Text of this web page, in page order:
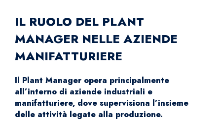
IL RUOLO DEL PLANT
MANAGER NELLE AZIENDE
MANIFATTURIERE
Il Plant Manager opera principalmente
all’interno di aziende industriali e
manifatturiere, dove supervisiona l’insieme
delle attività legate alla produzione.